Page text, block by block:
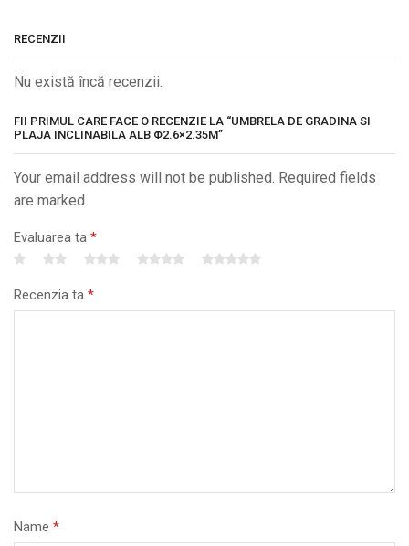
RECENZII
Nu există încă recenzii.
FII PRIMUL CARE FACE O RECENZIE LA “UMBRELA DE GRADINA SI
PLAJA INCLINABILA ALB Φ2.6×2.35M”
Your email address will not be published. Required fields
are marked
Evaluarea ta *
Recenzia ta *
Name *